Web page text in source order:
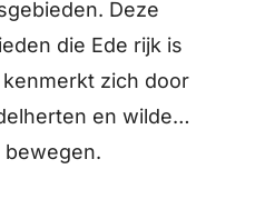
Deze
die Ede rijk is
zich door
en wilde
bewegen.